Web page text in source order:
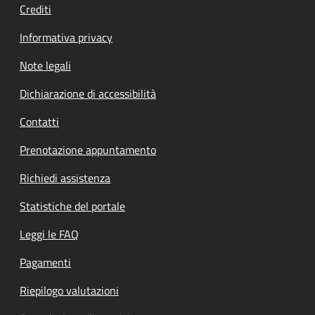
Crediti
Informativa privacy
Note legali
Dichiarazione di accessibilità
Contatti
Prenotazione appuntamento
Richiedi assistenza
Statistiche del portale
Leggi le FAQ
Pagamenti
Riepilogo valutazioni